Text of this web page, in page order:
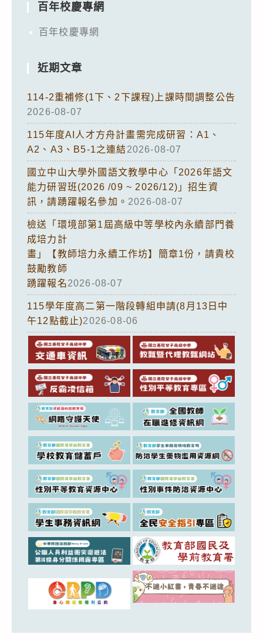
百年校慶專網
百年校慶專網
近期文章
114-2重補修(1下、2下課程)上課時間調整公告
2026-08-07
115年度AI人才方舟計畫需完成研習：A1、
A2、A3、B5-1之連結2026-08-07
國立中山大學外國語文教學中心「2026年語文
能力研習班(2026 /09 ~ 2026/12)」招生資
訊，請踴躍報名參加。 2026-08-07
檢送「環境部第1屆高級中等學校內永續部門養
成培力計
畫」【教師培力永續工作坊】簡章1份，請貴校
鼓勵教師
踴躍報名2026-08-07
115學年度高二第一階段轉組申請(8月13日中
午12點截止)2026-08-06